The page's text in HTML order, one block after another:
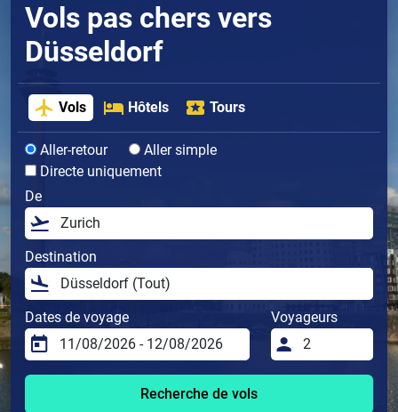
Vols pas chers vers
Düsseldorf
Vols Hôtels Tours
Aller-retour
Aller simple
Directe uniquement
De
Destination
Dates de voyage Voyageurs
Recherche de vols